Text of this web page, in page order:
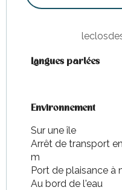
Langues parlées
Langues parlées
Environnement
Environnement
Sur une île
Arrêt de transport
m
Port de plaisance à
Au bord de l'eau